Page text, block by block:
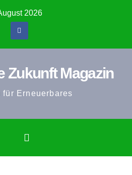
2026
Zukunft Magazin
für Erneuerbares